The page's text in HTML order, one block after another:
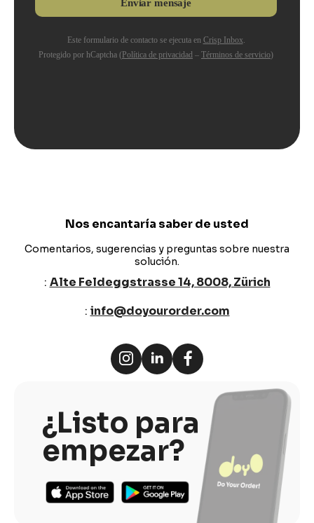
Nos encantaría saber de usted
Comentarios, sugerencias y preguntas sobre nuestra
solución.
: Alte Feldeggstrasse 14, 8008, Zürich
: info@doyourorder.com
¿Listo para
empezar?